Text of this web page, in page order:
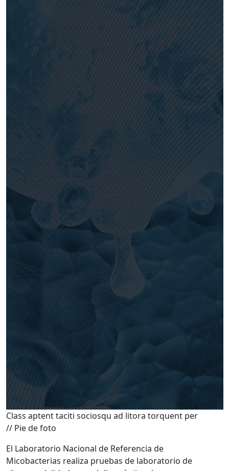
Class aptent taciti sociosqu ad litora torquent per
// Pie de foto
El Laboratorio Nacional de Referencia de
Micobacterias realiza pruebas de laboratorio de